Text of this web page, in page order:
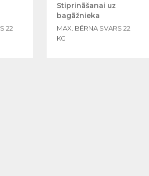
22
Stiprināšanai uz
bagāžnieka
MAX. BĒRNA SVARS 22
KG